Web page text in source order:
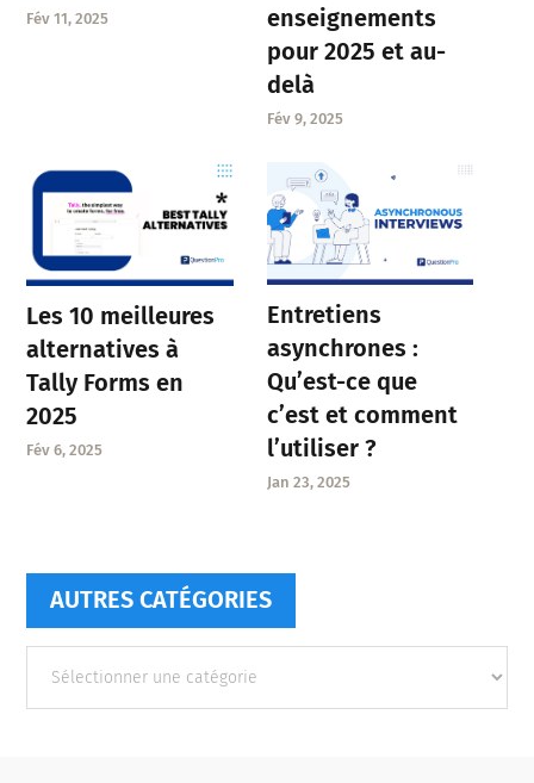
Fév 11, 2025
enseignements
pour 2025 et au-
delà
Fév 9, 2025
Les 10 meilleures
alternatives à
Tally Forms en
2025
Fév 6, 2025
Entretiens
asynchrones :
Qu’est-ce que
c’est et comment
l’utiliser ?
Jan 23, 2025
AUTRES CATÉGORIES
catégories